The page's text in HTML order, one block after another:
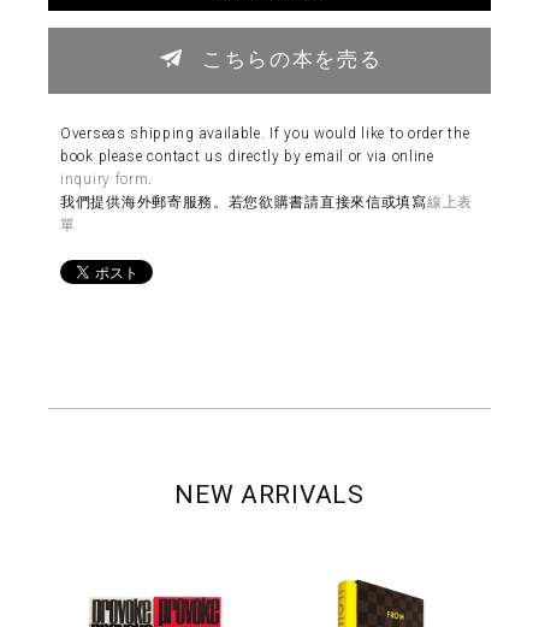
こちらの本を売る
Overseas shipping available. If you would like to order the
book please contact us directly by email or via online
inquiry form
我們提供海外郵寄服務。若您欲購書請直接來信或填寫線上表
單
NEW ARRIVALS